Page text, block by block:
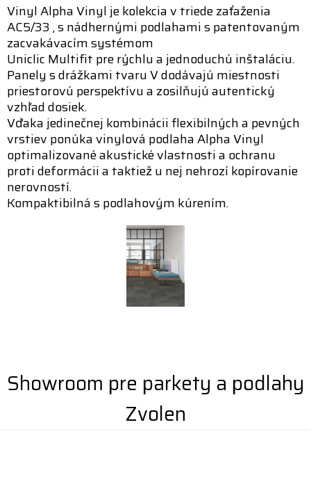
Vinyl Alpha Vinyl je kolekcia v triede zaťaženia
AC5/33 , s nádhernými podlahami s patentovaným
zacvakávacím systémom
Uniclic Multifit pre rýchlu a jednoduchú inštaláciu.
Panely s drážkami tvaru V dodávajú miestnosti
priestorovú perspektívu a zosilňujú autentický
vzhľad dosiek.
Vďaka jedinečnej kombinácii flexibilných a pevných
vrstiev ponúka vinylová podlaha Alpha Vinyl
optimalizované akustické vlastnosti a ochranu
proti deformácii a taktiež u nej nehrozí kopírovanie
nerovností.
Kompaktibilná s podlahovým kúrením.
Showroom pre parkety a podlahy
Zvolen